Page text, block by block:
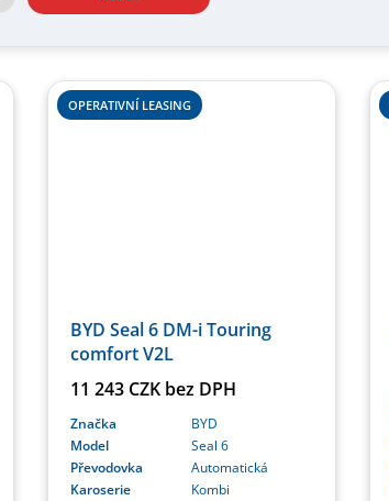
OPERATIVNÍ LEASING
BYD Seal 6 DM-i Touring
comfort V2L
11 243 CZK bez DPH
Značka
BYD
Model
Seal 6
Převodovka
Automatická
Karoserie
Kombi